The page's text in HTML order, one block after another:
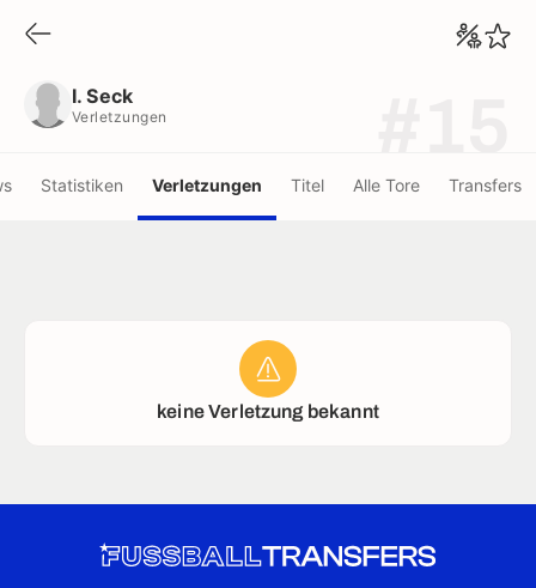
I. Seck
Verletzungen
Statistiken Verletzungen Titel Alle Tore Transfers
keine Verletzung bekannt